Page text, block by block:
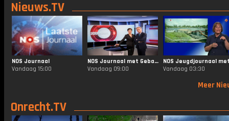
Nieuws.TV
NOS Journaal
Vandaag 15:00
NOS Journaal met Gebarentaal
Vandaag 09:00
Vandaag 03:30
Meer
Onrecht.TV